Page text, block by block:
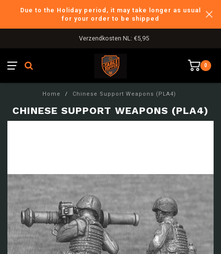
Due to the Holiday period, it may take longer as usual
for your order to be shipped
Verzendkosten NL: €5,95
0
Home / Chinese Support Weapons (PLA4)
CHINESE SUPPORT WEAPONS (PLA4)